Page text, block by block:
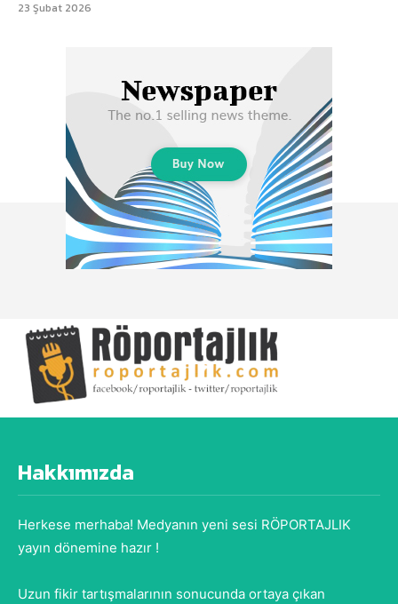
23 Şubat 2026
Hakkımızda
Herkese merhaba! Medyanın yeni sesi RÖPORTAJLIK
yayın dönemine hazır !
Uzun fikir tartışmalarının sonucunda ortaya çıkan